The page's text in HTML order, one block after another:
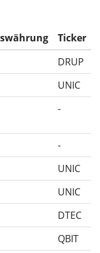
beinhalten
Ticker
DRUP
UNIC
-
-
UNIC
UNIC
DTEC
QBIT